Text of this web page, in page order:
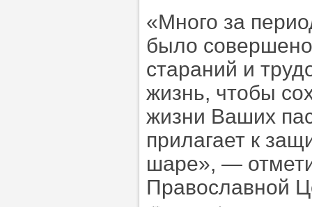
«Много за
было
стараний и
жизнь, чтобы
жизни Ваших
прилагает к
шаре», —
Православной